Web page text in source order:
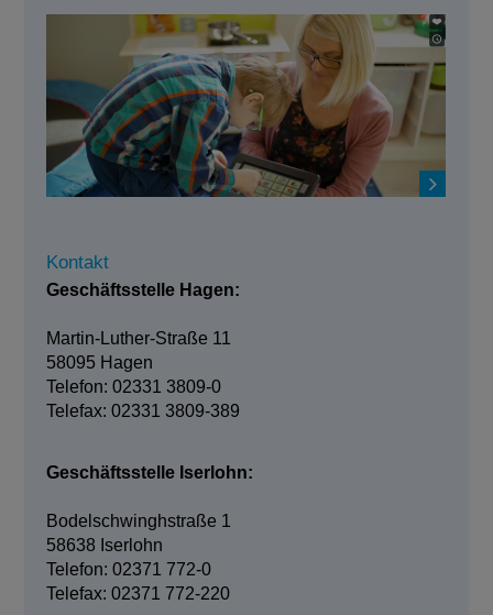
Kontakt
Geschäftsstelle Hagen:
Martin-Luther-Straße 11
58095 Hagen
Telefon: 02331 3809-0
Telefax: 02331 3809-389
Geschäftsstelle Iserlohn:
Bodelschwinghstraße 1
58638 Iserlohn
Telefon: 02371 772-0
Telefax: 02371 772-220